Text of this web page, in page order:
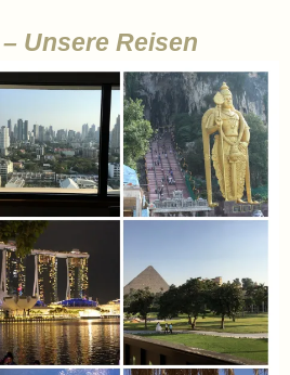
Unsere Reisen